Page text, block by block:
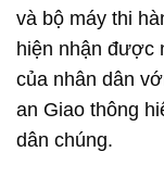
và bộ máy thi
hiện nhận được
của nhân dân
an Giao thông
dân chúng.